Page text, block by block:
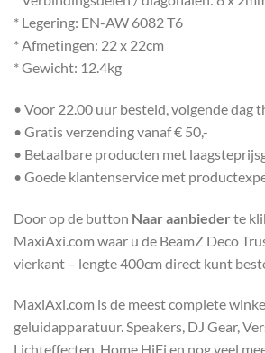
* Legering: EN-AW 6082 T6
* Afmetingen: 22 x 22cm
* Gewicht: 12.4kg
• Voor 22.00 uur besteld, volgende dag
• Gratis verzending vanaf € 50,-
• Betaalbare producten met
• Goede klantenservice met
Door op de button Naar aanbieder te
MaxiAxi.com waar u de BeamZ Deco
vierkant – lengte 400cm direct kunt
MaxiAxi.com is de meest complete
geluidapparatuur. Speakers, DJ Gear,
Lichteffecten, Home HiFi en nog veel